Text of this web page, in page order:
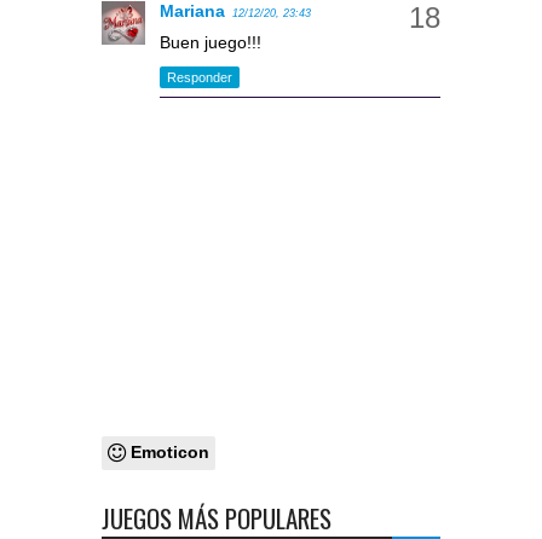
Mariana 12/12/20, 23:43
Buen juego!!!
Responder
Emoticon
JUEGOS MÁS POPULARES